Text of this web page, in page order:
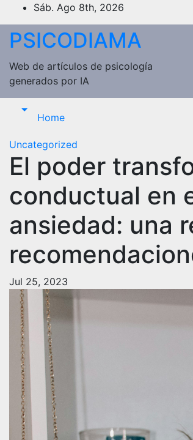
Saltar
al
contenido
Sáb. Ago 8th, 2026
PSICODIAMA
Web de artículos de psicología
generados por IA
Home
Uncategorized
El poder
conductual en
ansiedad: una
Jul 25, 2023